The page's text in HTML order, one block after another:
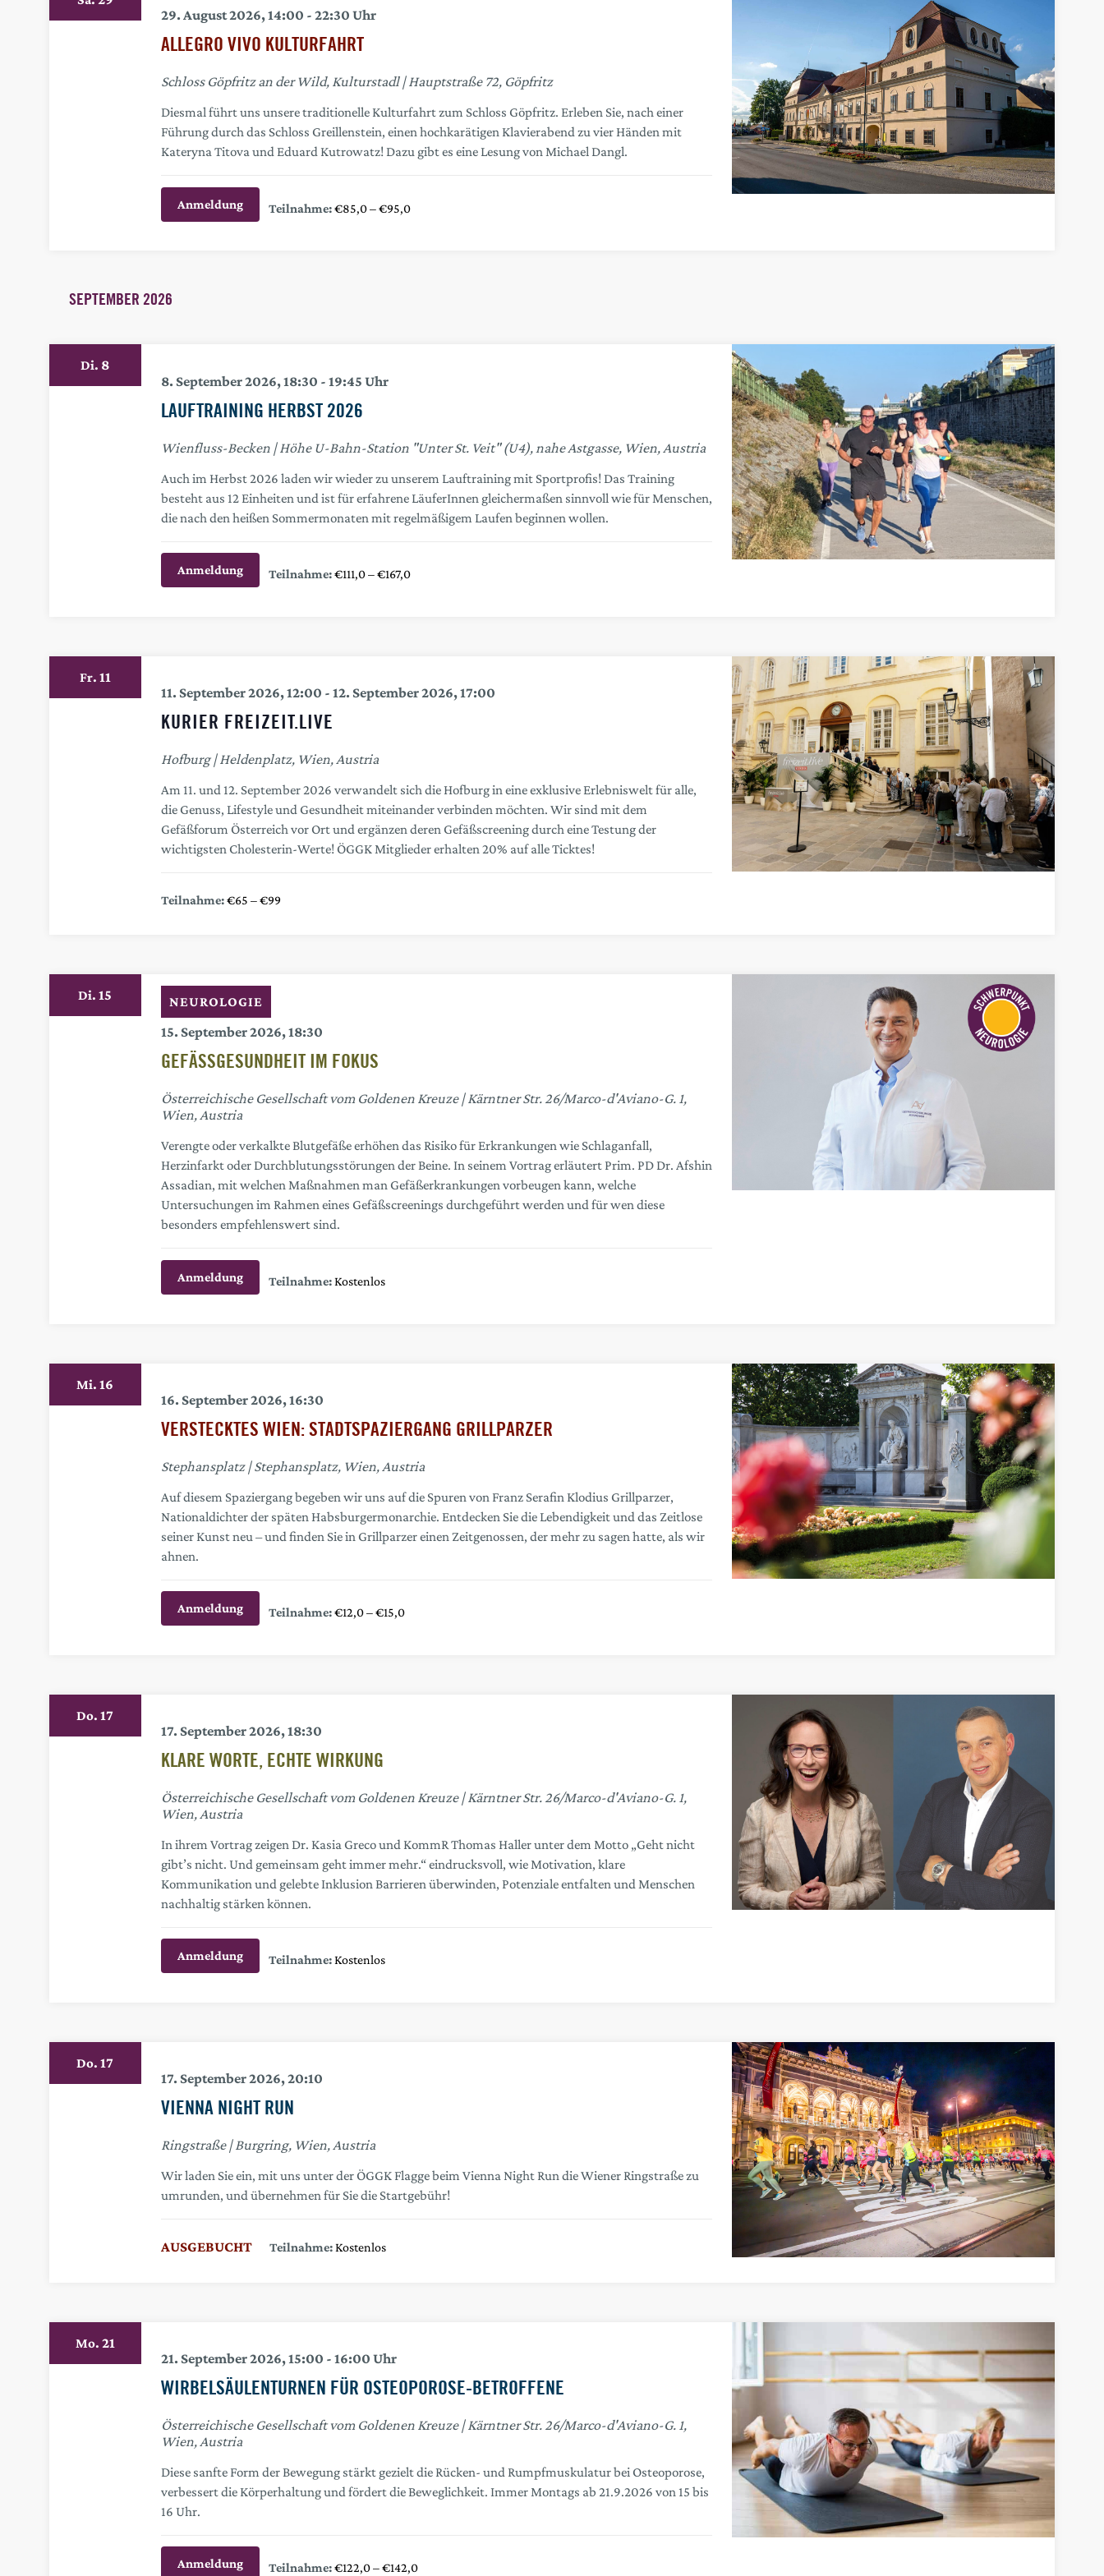
Schlüsselwort.
ALLEGRO VIVO KULTURFAHRT
29. August 2026, 14:00 - 22:30
Schloss Göpfritz an der Wild, Kulturstadl Hauptstraße 72, Göpfritz
Diesmal führt uns unsere traditionelle Kulturfahrt zum Schloss Göpfritz. Erleben Sie, nach einer
Führung durch das Schloss Greillenstein, einen hochkarätigen Klavierabend zu vier Händen mit
Kateryna Titova und Eduard Kutrowatz! Dazu gibt es eine Lesung von Michael Dangl.
Anmeldung €85,0 – €95,0
SEPTEMBER 2026
Di. 8
LAUFTRAINING HERBST 2026
8. September 2026, 18:30 - 19:45
Wienfluss-Becken Höhe U-Bahn-Station "Unter St. Veit" (U4), nahe Astgasse, Wien, Austria
Auch im Herbst 2026 laden wir wieder zu unserem Lauftraining mit Sportprofis! Das Training
besteht aus 12 Einheiten und ist für erfahrene LäuferInnen gleichermaßen sinnvoll wie für Menschen,
die nach den heißen Sommermonaten mit regelmäßigem Laufen beginnen wollen.
Anmeldung €111,0 – €167,0
Fr. 11
KURIER FREIZEIT.LIVE
11. September 2026, 12:00 - 12. September 2026, 17:00
Hofburg Heldenplatz, Wien, Austria
Am 11. und 12. September 2026 verwandelt sich die Hofburg in eine exklusive Erlebniswelt für alle,
die Genuss, Lifestyle und Gesundheit miteinander verbinden möchten. Wir sind mit dem
Gefäßforum Österreich vor Ort und ergänzen deren Gefäßscreening durch eine Testung der
wichtigsten Cholesterin-Werte! ÖGGK Mitglieder erhalten 20% auf alle Ticktes!
€65 – €99
Di.15
GEFÄSSGESUNDHEIT IM FOKUS
15. September 2026, 18:30
NEUROLOGIE
Österreichische Gesellschaft vom Goldenen Kreuze Kärntner Str. 26/Marco-d'Aviano-G. 1,
Wien, Austria
Verengte oder verkalkte Blutgefäße erhöhen das Risiko für Erkrankungen wie Schlaganfall,
Herzinfarkt oder Durchblutungsstörungen der Beine. In seinem Vortrag erläutert Prim. PD Dr. Afshin
Assadian, mit welchen Maßnahmen man Gefäßerkrankungen vorbeugen kann, welche
Untersuchungen im Rahmen eines Gefäßscreenings durchgeführt werden und für wen diese
besonders empfehlenswert sind.
Anmeldung Kostenlos
Mi.16
VERSTECKTES WIEN: STADTSPAZIERGANG GRILLPARZER
16. September 2026, 16:30
Stephansplatz Stephansplatz, Wien, Austria
Auf diesem Spaziergang begeben wir uns auf die Spuren von Franz Serafin Klodius Grillparzer,
Nationaldichter der späten Habsburgermonarchie. Entdecken Sie die Lebendigkeit und das Zeitlose
seiner Kunst neu – und finden Sie in Grillparzer einen Zeitgenossen, der mehr zu sagen hatte, als wir
ahnen.
Anmeldung €12,0 – €15,0
Do.17
KLARE WORTE, ECHTE WIRKUNG
17. September 2026, 18:30
Österreichische Gesellschaft vom Goldenen Kreuze Kärntner Str. 26/Marco-d'Aviano-G. 1,
Wien, Austria
In ihrem Vortrag zeigen Dr. Kasia Greco und KommR Thomas Haller unter dem Motto „Geht nicht
gibt’s nicht. Und gemeinsam geht immer mehr.“ eindrucksvoll, wie Motivation, klare
Kommunikation und gelebte Inklusion Barrieren überwinden, Potenziale entfalten und Menschen
nachhaltig stärken können.
Anmeldung Kostenlos
Do.17
VIENNA NIGHT RUN
17. September 2026, 20:10
Ringstraße Burgring, Wien, Austria
Wir laden Sie ein, mit uns unter der ÖGGK Flagge beim Vienna Night Run die Wiener Ringstraße zu
umrunden, und übernehmen für Sie die Startgebühr!
Kostenlos
Mo. 21
WIRBELSÄULENTURNEN FÜR OSTEOPOROSE-BETROFFENE
21. September 2026, 15:00 - 16:00
Österreichische Gesellschaft vom Goldenen Kreuze Kärntner Str. 26/Marco-d'Aviano-G. 1,
Wien, Austria
Diese sanfte Form der Bewegung stärkt gezielt die Rücken- und Rumpfmuskulatur bei Osteoporose,
verbessert die Körperhaltung und fördert die Beweglichkeit. Immer Montags ab 21.9.2026 von 15 bis
16 Uhr.
Anmeldung €122,0 – €142,0